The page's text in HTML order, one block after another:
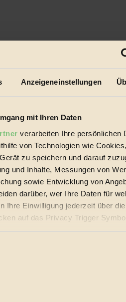
Anzeigeneinstellungen
mit Ihren Daten
verarbeiten Ihre persönlichen
von Technologien wie
zu speichern und darauf
und Inhalte, Messungen von
sowie Entwicklung von
darüber, wer Ihre Daten für
Ihre Einwilligung jederzeit über
auf das Privacy Trigger
wir auch gerne:
Scannen nach bestimmten
Fair-Trade sowie der Branche